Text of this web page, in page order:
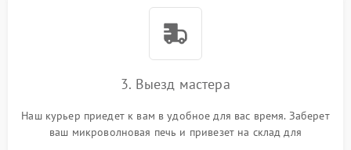
3. Выезд мастера
Наш курьер приедет к вам в удобное для вас время. Заберет
ваш микроволновая печь и привезет на склад для